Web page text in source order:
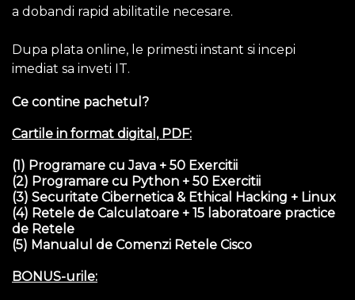
a dobandi rapid abilitatile necesare.
Dupa plata online, le primesti instant si incepi
imediat sa inveti IT.
Ce contine pachetul?
Cartile in format digital, PDF:
(1) Programare cu Java + 50 Exercitii
(2) Programare cu Python + 50 Exercitii
(3) Securitate Cibernetica & Ethical Hacking + Linux
(4) Retele de Calculatoare + 15 laboratoare practice
de Retele
(5) Manualul de Comenzi Retele Cisco
BONUS-urile: